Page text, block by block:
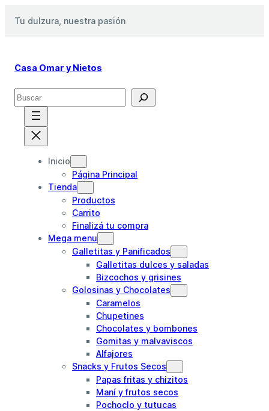
Tu dulzura, nuestra pasión
Casa Omar y Nietos
S
e
Inicio
Página Principal
Tienda
Productos
Carrito
Finalizá tu compra
Mega menu
Galletitas y Panificados
Galletitas dulces y saladas
Bizcochos y grisines
Golosinas y Chocolates
Caramelos
Chupetines
Chocolates y bombones
Gomitas y malvaviscos
Alfajores
Snacks y Frutos Secos
Papas fritas y chizitos
Maní y frutos secos
Pochoclo y tutucas